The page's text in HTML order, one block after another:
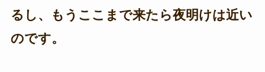
るし、もうここまで来たら夜明けは近い
のです。